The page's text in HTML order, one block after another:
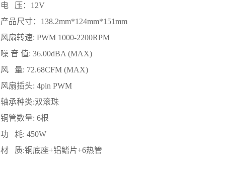
电 压：12V
产品尺寸：138.2mm*124mm*151mm
风扇转速: PWM 1000-2200RPM
噪 音 值: 36.00dBA (MAX)
风 量: 72.68CFM (MAX)
风扇插头: 4pin PWM
轴承种类:双滚珠
铜管数量: 6根
功 耗: 450W
材 质:铜底座+铝鳍片+6热管